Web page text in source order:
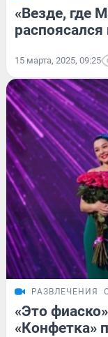
«Везде, где
15 марта, 2025, 09:25
РАЗВЛЕЧЕНИЯ
«Это
«Конфетка»